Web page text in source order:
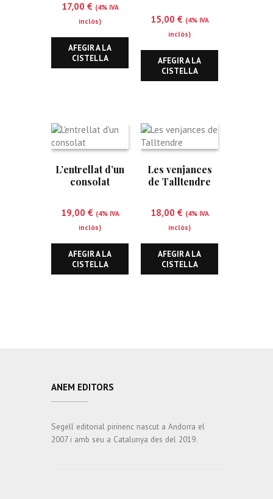
17,00 € (4% IVA
inclòs)
AFEGIR A LA
CISTELLA
clave
15,00 € (4% IVA
inclòs)
AFEGIR A LA
CISTELLA
L’entrellat d’un
consolat
19,00 € (4% IVA
inclòs)
AFEGIR A LA
CISTELLA
Les venjances
de Talltendre
18,00 € (4% IVA
inclòs)
AFEGIR A LA
CISTELLA
ANEM EDITORS
Segell editorial pirinenc nascut a Andorra el
2007 i amb seu a Catalunya des del 2019.